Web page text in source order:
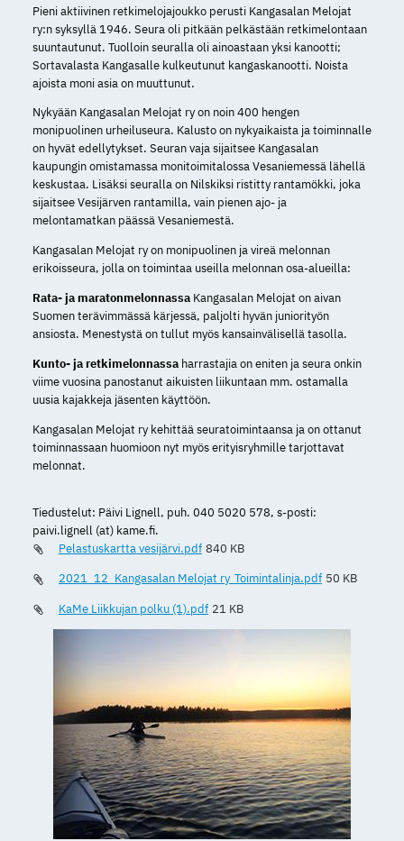
Pelastuskartta vesijärvi.pdf 840 KB
2021_12_Kangasalan Melojat ry_Toimintalinja.pdf 50 KB
KaMe Liikkujan polku (1).pdf 21 KB
Pieni aktiivinen retkimelojajoukko perusti Kangasalan Melojat
ry:n syksyllä 1946. Seura oli pitkään pelkästään retkimelontaan
suuntautunut. Tuolloin seuralla oli ainoastaan yksi kanootti;
Sortavalasta Kangasalle kulkeutunut kangaskanootti. Noista
ajoista moni asia on muuttunut.
Nykyään Kangasalan Melojat ry on noin 400 hengen
monipuolinen urheiluseura. Kalusto on nykyaikaista ja toiminnalle
on hyvät edellytykset. Seuran vaja sijaitsee Kangasalan
kaupungin omistamassa monitoimitalossa Vesaniemessä lähellä
keskustaa. Lisäksi seuralla on Nilskiksi ristitty rantamökki, joka
sijaitsee Vesijärven rantamilla, vain pienen ajo- ja
melontamatkan päässä Vesaniemestä.
Kangasalan Melojat ry on monipuolinen ja vireä melonnan
erikoisseura, jolla on toimintaa useilla melonnan osa-alueilla:
Rata- ja maratonmelonnassa Kangasalan Melojat on aivan
Suomen terävimmässä kärjessä, paljolti hyvän juniorityön
ansiosta. Menestystä on tullut myös kansainvälisellä tasolla.
Kunto- ja retkimelonnassaharrastajia on eniten ja seura onkin
viime vuosina panostanut aikuisten liikuntaan mm. ostamalla
uusia kajakkeja jäsenten käyttöön.
Kangasalan Melojat ry kehittää seuratoimintaansa ja on ottanut
toiminnassaan huomioon nyt myös erityisryhmille tarjottavat
melonnat.
Tiedustelut: Päivi Lignell, puh. 040 5020 578, s-posti:
paivi.lignell (at) kame.fi.